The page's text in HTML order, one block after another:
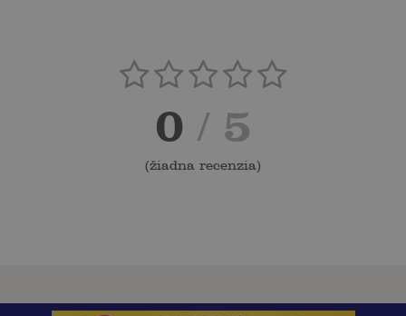
0 / 5
(žiadna recenzia)